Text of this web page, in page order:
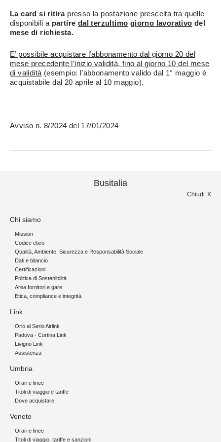
La card si ritirapresso la postazione prescelta tra quelle
disponibili a partire dal terzultimo giorno lavorativo del
mese di richiesta.
E’ possibile acquistare l’abbonamento dal giorno 20 del
mese precedente l’inizio validità, fino al giorno 10 del mese
di validità (esempio: l’abbonamento valido dal 1° maggio è
acquistabile dal 20 aprile al 10 maggio).
Avviso n. 8/2024 del 17/01/2024
Busitalia
Chiudi
Chi siamo
Mission
Codice etico
Qualità, Ambiente, Sicurezza e Responsabilità Sociale
Dati e bilancio
Certificazioni
Politica di Sostenibilità
Area fornitori e gare
Etica, compliance e integrità
Link
Orio al Serio Airlink
Padova - Cortina Link
Livigno Link
Assistenza
Umbria
Orari e linee
Titoli di viaggio e tariffe
Dove acquistare
Veneto
Orari e linee
Titoli di viaggio, tariffe e sanzioni